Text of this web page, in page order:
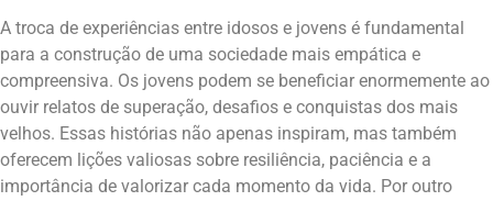
A troca de experiências entre idosos e jovens é fundamental
para a construção de uma sociedade mais empática e
compreensiva. Os jovens podem se beneficiar enormemente ao
ouvir relatos de superação, desafios e conquistas dos mais
velhos. Essas histórias não apenas inspiram, mas também
oferecem lições valiosas sobre resiliência, paciência e a
importância de valorizar cada momento da vida. Por outro